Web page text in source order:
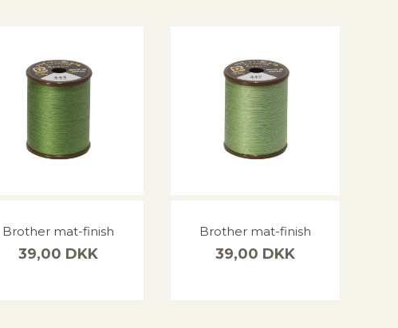
Brother mat-finish
39,00 DKK
Brother mat-finish
39,00 DKK